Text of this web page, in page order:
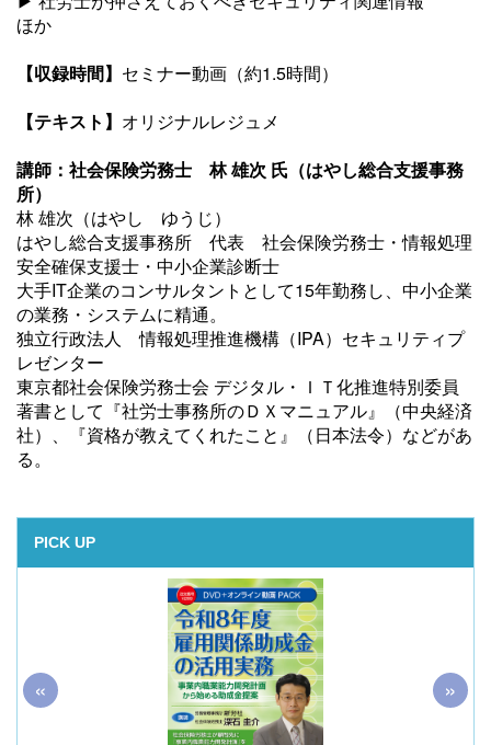
ほか
【収録時間】 セミナー動画（約1.5時間）
【テキスト】 オリジナルレジュメ
講師：社会保険労務士 林 雄次 氏（はやし総合支援事務
所）
林 雄次（はやし ゆうじ）
はやし総合支援事務所 代表 社会保険労務士・情報処理
安全確保支援士・中小企業診断士
大手IT企業のコンサルタントとして15年勤務し、中小企業
の業務・システムに精通。
独立行政法人 情報処理推進機構（IPA）セキュリティプ
レゼンター
東京都社会保険労務士会 デジタル・ＩＴ化推進特別委員
著書として『社労士事務所のＤＸマニュアル』（中央経済
社）、『資格が教えてくれたこと』（日本法令）などがあ
る。
PICK UP
« »